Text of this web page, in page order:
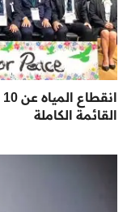
القائمة الكاملة